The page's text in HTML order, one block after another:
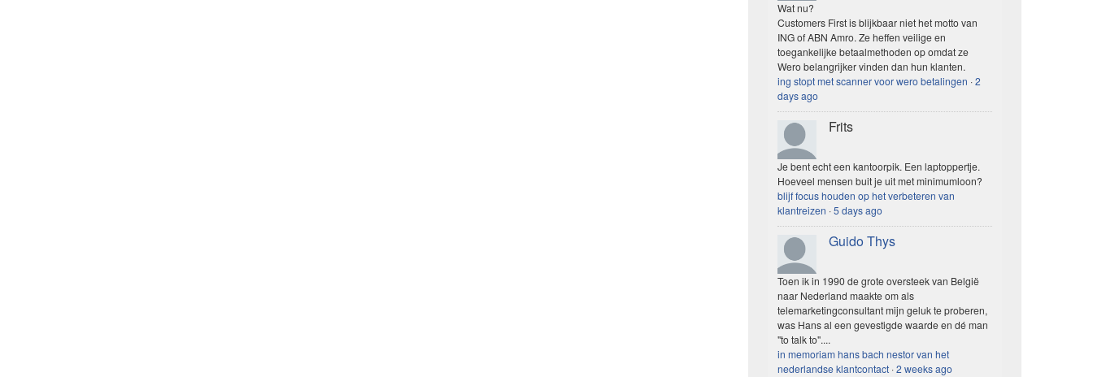
Wat nu?
Customers First is blijkbaar niet het motto van
ING of ABN Amro. Ze heffen veilige en
toegankelijke betaalmethoden op omdat ze
Wero belangrijker vinden dan hun klanten.
ing stopt met scanner voor wero betalingen ·2
days ago
Frits
Je bent echt een kantoorpik. Een laptoppertje.
Hoeveel mensen buit je uit met minimumloon?
blijf focus houden op het verbeteren van
klantreizen ·5 days ago
Guido Thys
Toen ik in 1990 de grote oversteek van België
naar Nederland maakte om als
telemarketingconsultant mijn geluk te proberen,
was Hans al een gevestigde waarde en dé man
"to talk to"....
in memoriam hans bach nestor van het
nederlandse klantcontact ·2 weeks ago